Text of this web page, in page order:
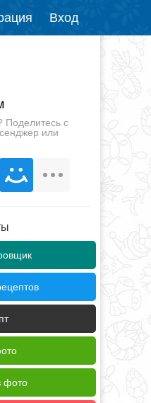
Вход
Поделитесь с
или
фото